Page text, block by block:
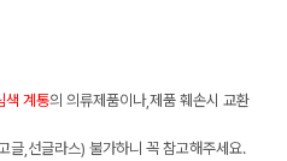
색 계통의 의류제품이나,제품 훼손시 교환
글,선글라스) 불가하니 꼭 참고해주세요.